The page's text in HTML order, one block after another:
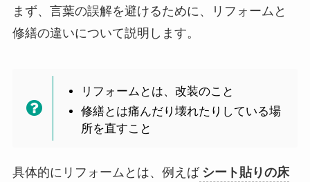
まず、言葉の誤解を避けるために、リフォームと
修繕の違いについて説明します。
リフォームとは、改装のこと
修繕とは痛んだり壊れたりしている場
所を直すこと
具体的にリフォームとは、例えば シート貼りの床